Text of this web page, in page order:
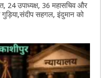
24 उपाध्यक्ष, 36 महासचिव और
गुड़िया,संदीप सहगल, इंदुमान को